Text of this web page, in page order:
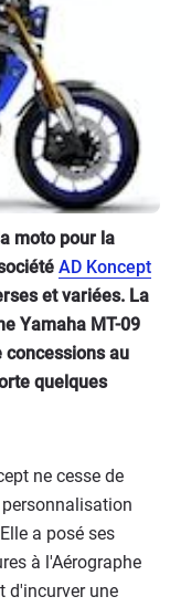
moto pour la
AD Koncept
et variées. La
Yamaha MT-09
au
quelques
ne cesse de
a posé ses
à l'Aérographe
d'incurver une